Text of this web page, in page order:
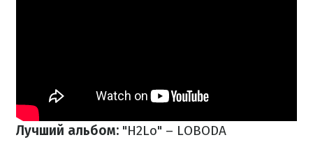
Лучший альбом: "H2Lo" – LOBODA